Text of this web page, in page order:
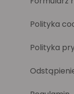
Polityka
Polityka